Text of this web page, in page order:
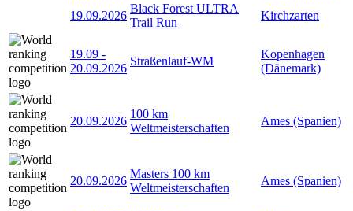
19.09.2026
Black Forest ULTRA
Trail Run
Kirchzarten
19.09 -
20.09.2026
Straßenlauf-WM
Kopenhagen
(Dänemark)
20.09.2026
100 km
Weltmeisterschaften
Ames (Spanien)
20.09.2026
Masters 100 km
Weltmeisterschaften
Ames (Spanien)